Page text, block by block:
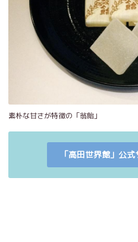
素朴な甘さが特徴の「翁飴」
「高田世界館」公